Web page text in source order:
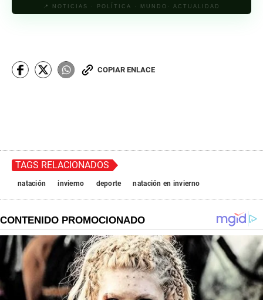
📍 NOTICIAS · POLÍTICA · MUNDO· ACTUALIDAD
COPIAR ENLACE
TAGS RELACIONADOS
natación invierno deporte natación en invierno